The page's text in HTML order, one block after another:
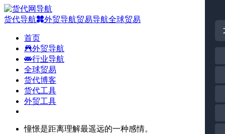
货代导航 外贸导航贸易导航全球贸易
首页
外贸导航
行业导航
全球贸易
货代博客
货代工具
外贸工具
憧憬是距离理解最遥远的一种感情。